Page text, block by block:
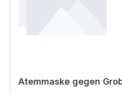
Atemmaske gegen